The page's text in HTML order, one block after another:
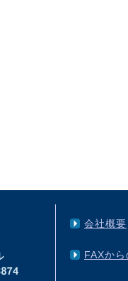
会社概要
FAXか